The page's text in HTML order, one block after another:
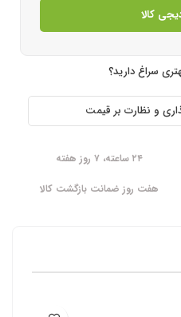
کالا
سراغ دارید؟
و نظارت بر قیمت
۲۴ ساعته، ۷ روز هفته
هفت روز ضمانت بازگشت کالا